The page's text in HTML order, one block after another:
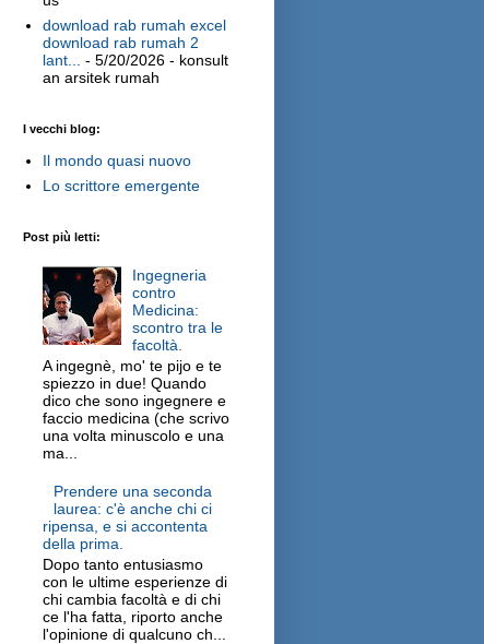
download rab rumah excel
download rab rumah 2
lant...
- 5/20/2026- konsult
an arsitek rumah
I vecchi blog:
Il mondo quasi nuovo
Lo scrittore emergente
Post più letti:
Ingegneria
contro
Medicina:
scontro tra le
facoltà.
A ingegnè, mo' te pijo e te
spiezzo in due! Quando
dico che sono ingegnere e
faccio medicina (che scrivo
una volta minuscolo e una
ma...
Prendere una seconda
laurea: c'è anche chi ci
ripensa, e si accontenta
della prima.
Dopo tanto entusiasmo
con le ultime esperienze di
chi cambia facoltà e di chi
ce l'ha fatta, riporto anche
l'opinione di qualcuno ch...